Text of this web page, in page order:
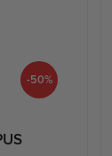
-50%